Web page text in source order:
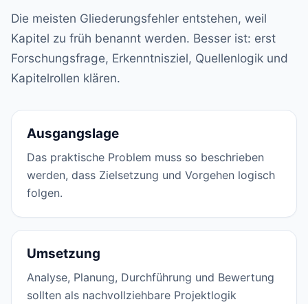
Die meisten Gliederungsfehler entstehen, weil
Kapitel zu früh benannt werden. Besser ist: erst
Forschungsfrage, Erkenntnisziel, Quellenlogik und
Kapitelrollen klären.
Ausgangslage
Das praktische Problem muss so beschrieben
werden, dass Zielsetzung und Vorgehen logisch
folgen.
Umsetzung
Analyse, Planung, Durchführung und Bewertung
sollten als nachvollziehbare Projektlogik